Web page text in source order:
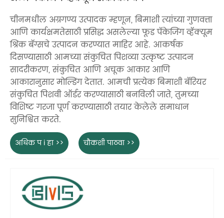
चीनमधील अग्रगण्य उत्पादक म्हणून, बिमाशी त्यांच्या गुणवत्ता
आणि कार्यक्षमतेसाठी प्रसिद्ध असलेल्या फूड पॅकेजिंग व्हॅक्यूम
श्रिंक बॅग्सचे उत्पादन करण्यात माहिर आहे. आकर्षक
दिसण्यासाठी आमच्या संकुचित पिशव्या उत्कृष्ट उत्पादन
सादरीकरण, संकुचित आणि अचूक आकार आणि
आकारानुसार मोल्डिंग देतात. आमची प्रत्येक बिमाशी बॅरियर
संकुचित पिशवी ऑर्डर करण्यासाठी बनविली जाते, तुमच्या
विशिष्ट गरजा पूर्ण करण्यासाठी तयार केलेले समाधान
सुनिश्चित करते.
अधिक प i हा >> चौकशी पाठवा >>